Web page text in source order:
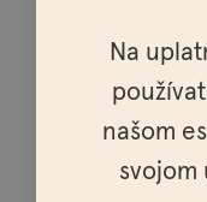
Na
našom
svojom